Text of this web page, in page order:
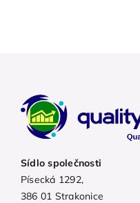
Sídlo společnosti
Písecká 1292,
386 01 Strakonice